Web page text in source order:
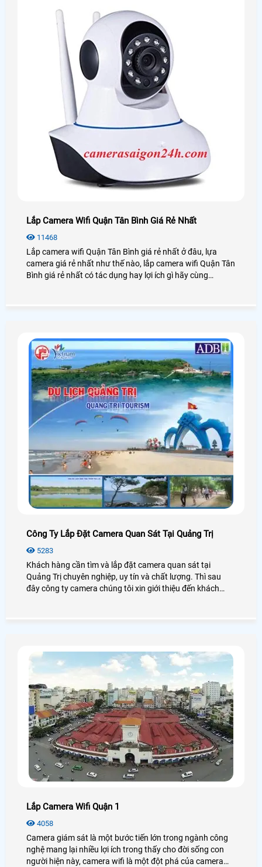
Lắp Camera Wifi Quận Tân Bình Giá Rẻ Nhất
11468
Lắp camera wifi Quận Tân Bình giá rẻ nhất ở đâu, lựa
camera giá rẻ nhất như thế nào, lắp camera wifi Quận Tân
Bình giá rẻ nhất có tác dụng hay lợi ích gì hãy cùng
Công Ty Lắp Đặt Camera Quan Sát Tại Quảng Trị
5283
Khách hàng cần tìm và lắp đặt camera quan sát tại
Quảng Trị chuyên nghiệp, uy tín và chất lượng. Thì sau
đây công ty camera chúng tôi xin giới thiệu đến khách
Lắp Camera Wifi Quận 1
4058
Camera giám sát là một bước tiến lớn trong ngành công
nghệ mang lại nhiều lợi ích trong thấy cho đời sống con
người hiện này, camera wifi là một đột phá của camera